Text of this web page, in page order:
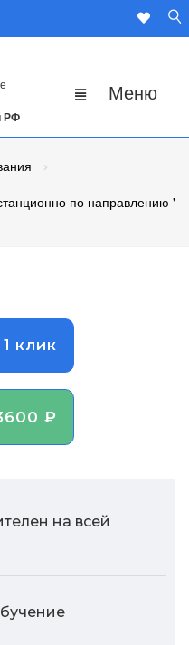
РФ
по направлению
клик
₽
на всей